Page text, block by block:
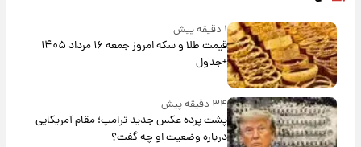
۱ دقیقه پیش
قیمت طلا و سکه امروز جمعه ۱۶ مرداد ۱۴۰۵
+جدول
۳۴ دقیقه پیش
پشت پرده عکس جدید ترامپ؛ مقام آمریکایی
درباره وضعیت او چه گفت؟